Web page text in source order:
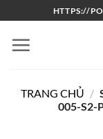
qua
nội
HTTPS://
TRANG CHỦ /
005-S2-